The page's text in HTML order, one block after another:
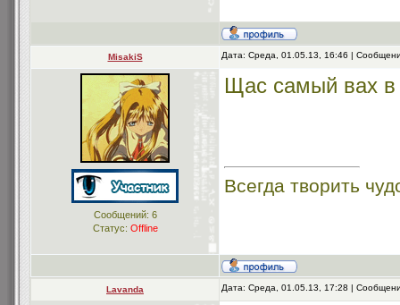
MisakiS Дата: Среда, 01.05.13, 16:46 |
Сообщений: 6
Статус: Offline
Щас самый вах в
Всегда творить
Lavanda Дата: Среда, 01.05.13, 17:28 |